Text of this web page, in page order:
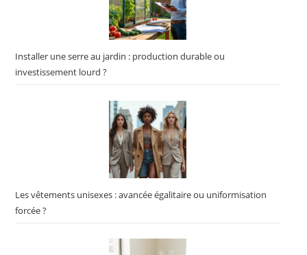
Installer une serre au jardin : production durable ou
investissement lourd ?
Les vêtements unisexes : avancée égalitaire ou uniformisation
forcée ?